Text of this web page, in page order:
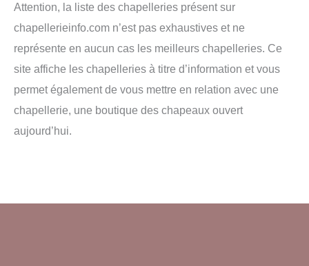
Attention, la liste des chapelleries présent sur
chapellerieinfo.com n’est pas exhaustives et ne
représente en aucun cas les meilleurs chapelleries. Ce
site affiche les chapelleries à titre d’information et vous
permet également de vous mettre en relation avec une
chapellerie, une boutique des chapeaux ouvert
aujourd’hui.